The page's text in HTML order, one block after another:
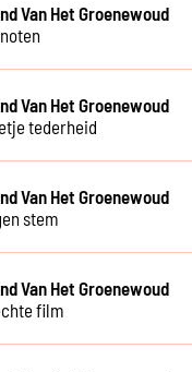
Van Het Groenewoud
Van Het Groenewoud
tederheid
Van Het Groenewoud
stem
Van Het Groenewoud
film